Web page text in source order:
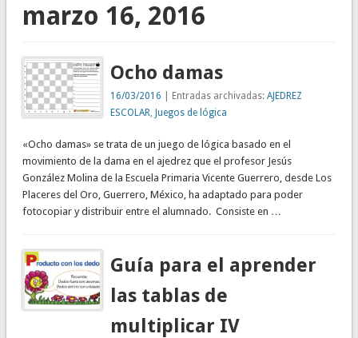
marzo 16, 2016
Ocho damas
16/03/2016 | Entradas archivadas:AJEDREZ
ESCOLAR ,Juegos de lógica
«Ocho damas» se trata de un juego de lógica basado en el
movimiento de la dama en el ajedrez que el profesor Jesús
González Molina de la Escuela Primaria Vicente Guerrero, desde Los
Placeres del Oro, Guerrero, México, ha adaptado para poder
fotocopiar y distribuir entre el alumnado. Consiste en …
Guía para el aprender
las tablas de
multiplicar IV